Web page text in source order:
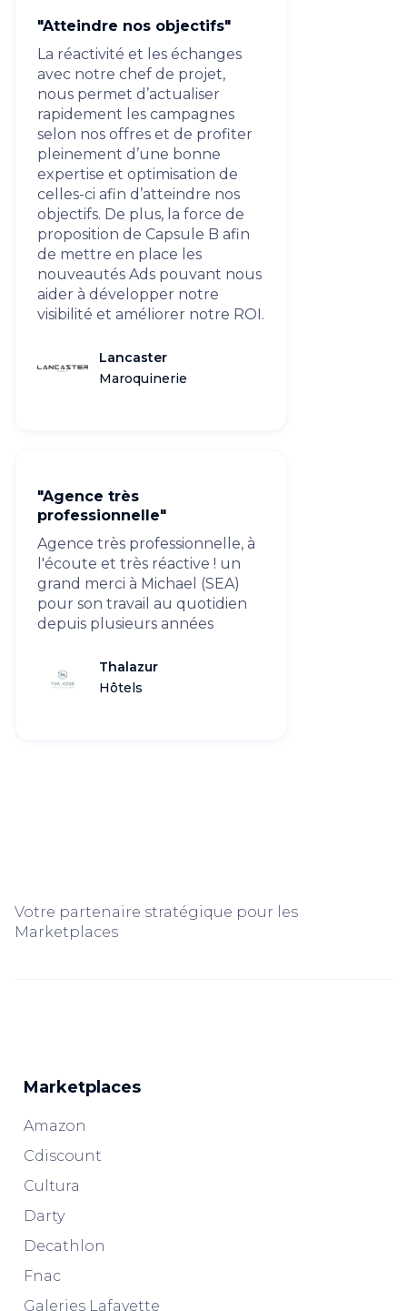
"Atteindre nos objectifs"
La réactivité et les échanges
avec notre chef de projet,
nous permet d’actualiser
rapidement les campagnes
selon nos offres et de profiter
pleinement d’une bonne
expertise et optimisation de
celles-ci afin d’atteindre nos
objectifs. De plus, la force de
proposition de Capsule B afin
de mettre en place les
nouveautés Ads pouvant nous
aider à développer notre
visibilité et améliorer notre ROI.
Lancaster
Maroquinerie
"Agence très
professionnelle"
Agence très professionnelle, à
l'écoute et très réactive ! un
grand merci à Michael (SEA)
pour son travail au quotidien
depuis plusieurs années
Thalazur
Hôtels
Votre partenaire stratégique pour les
Marketplaces
Marketplaces
Amazon
Cdiscount
Cultura
Darty
Decathlon
Fnac
Galeries Lafayette